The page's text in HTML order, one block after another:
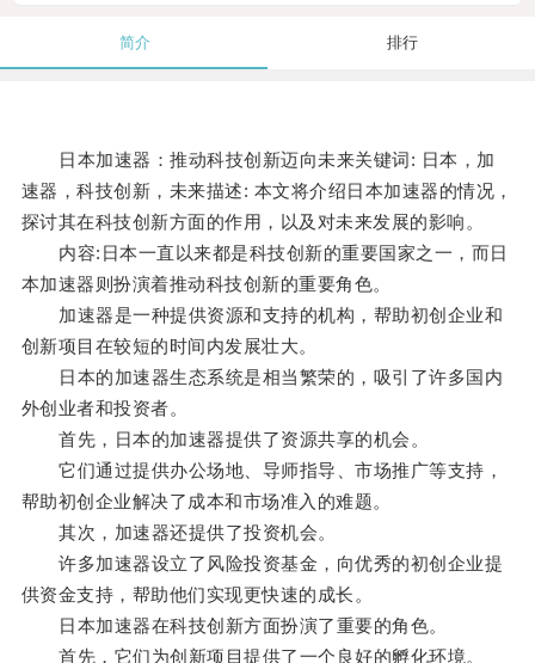
简介 排行
日本加速器：推动科技创新迈向未来关键词: 日本，加
速器，科技创新，未来描述: 本文将介绍日本加速器的情况，
探讨其在科技创新方面的作用，以及对未来发展的影响。
内容:日本一直以来都是科技创新的重要国家之一，而日
本加速器则扮演着推动科技创新的重要角色。
加速器是一种提供资源和支持的机构，帮助初创企业和
创新项目在较短的时间内发展壮大。
日本的加速器生态系统是相当繁荣的，吸引了许多国内
外创业者和投资者。
首先，日本的加速器提供了资源共享的机会。
它们通过提供办公场地、导师指导、市场推广等支持，
帮助初创企业解决了成本和市场准入的难题。
其次，加速器还提供了投资机会。
许多加速器设立了风险投资基金，向优秀的初创企业提
供资金支持，帮助他们实现更快速的成长。
日本加速器在科技创新方面扮演了重要的角色。
首先，它们为创新项目提供了一个良好的孵化环境。